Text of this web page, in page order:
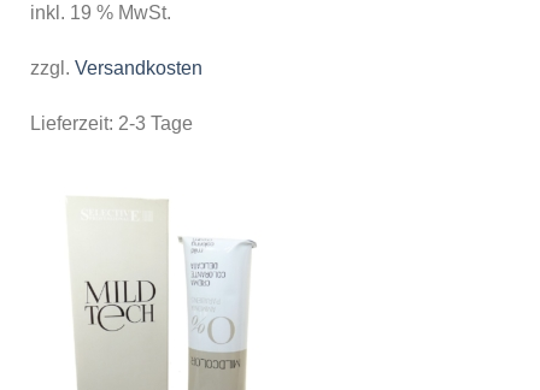
inkl. 19 % MwSt.
zzgl. Versandkosten
Lieferzeit: 2-3 Tage